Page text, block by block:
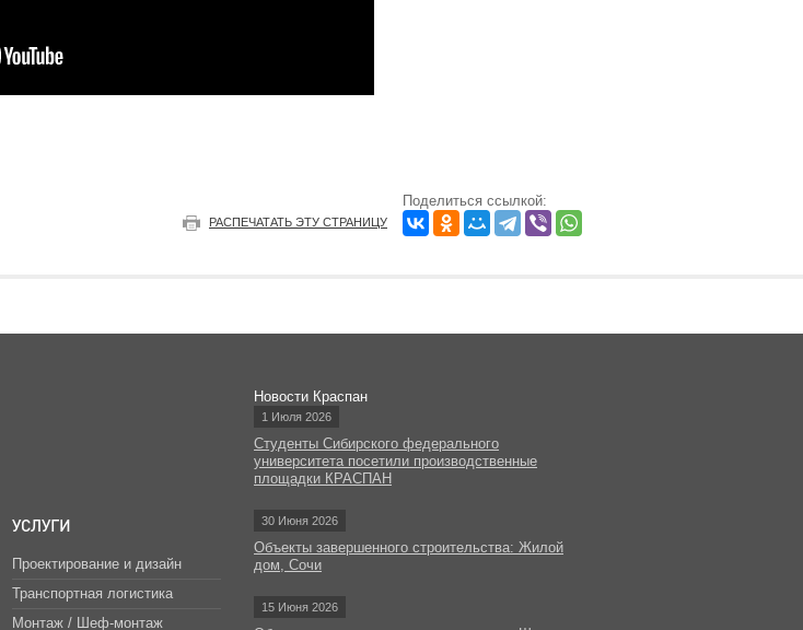
РАСПЕЧАТАТЬ ЭТУ СТРАНИЦУ
Поделиться ссылкой:
УСЛУГИ
Проектирование и дизайн
Транспортная логистика
Монтаж / Шеф-монтаж
Новости Краспан
1 Июля 2026
Студенты Сибирского федерального
университета посетили производственные
площадки КРАСПАН
30 Июня 2026
Объекты завершенного строительства: Жилой
дом, Сочи
15 Июня 2026